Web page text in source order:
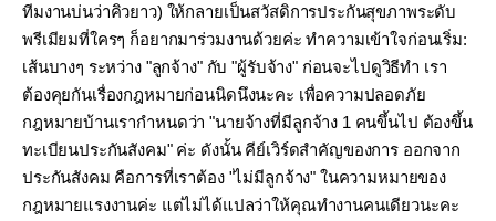
ทีมงานบ่นว่าคิวยาว) ให้กลายเป็นสวัสดิการประกันสุขภาพระดับ
พรีเมียมที่ใครๆ ก็อยากมาร่วมงานด้วยค่ะ ทำความเข้าใจก่อนเริ่ม:
เส้นบางๆ ระหว่าง "ลูกจ้าง" กับ "ผู้รับจ้าง" ก่อนจะไปดูวิธีทำ เรา
ต้องคุยกันเรื่องกฎหมายก่อนนิดนึงนะคะ เพื่อความปลอดภัย
กฎหมายบ้านเรากำหนดว่า "นายจ้างที่มีลูกจ้าง 1 คนขึ้นไป ต้องขึ้น
ทะเบียนประกันสังคม" ค่ะ ดังนั้น คีย์เวิร์ดสำคัญของการ ออกจาก
ประกันสังคม คือการที่เราต้อง "ไม่มีลูกจ้าง" ในความหมายของ
กฎหมายแรงงานค่ะ แต่ไม่ได้แปลว่าให้คุณทำงานคนเดียวนะคะ